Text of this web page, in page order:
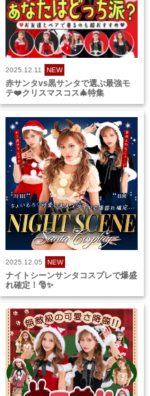
2025.12.11 NEW
赤サンタvs黒サンタで選ぶ最強モ
テ❤️クリスマスコス🎄特集
2025.12.05 NEW
ナイトシーンサンタコスプレで爆盛
れ確定！🎅✨